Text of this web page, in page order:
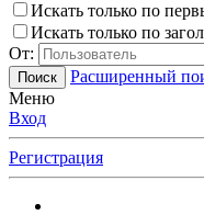
Искать только по
Искать только по
От:
Поиск
Расширенный
Меню
Вход
Регистрация